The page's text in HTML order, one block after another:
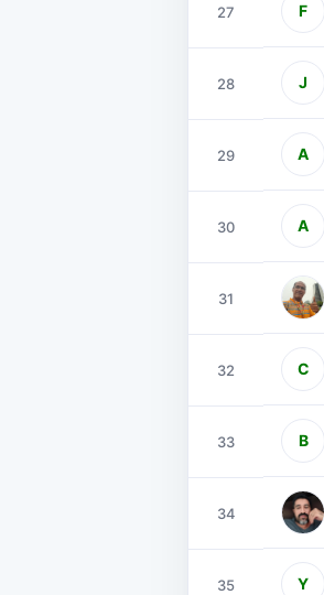
27 F
28 J
29 A
30 A
31
32 C
33 B
34
35 Y